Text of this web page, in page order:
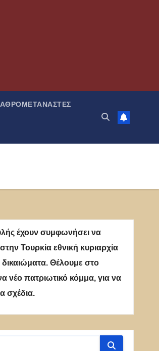
έχουν συμφωνήσει να
Τουρκία εθνική κυριαρχία
δικαιώματα. Θέλουμε στο
νέο πατριωτικό κόμμα, για να
σχέδια.